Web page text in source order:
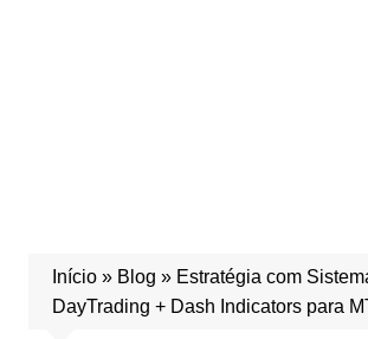
Início» Blog » Estratégia com
DayTrading + Dash Indicators para